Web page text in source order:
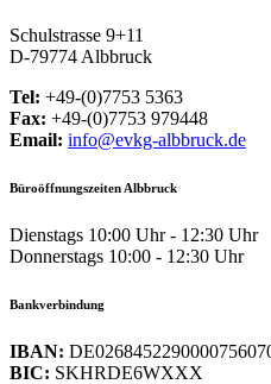
Schulstrasse 9+11
D-79774 Albbruck
Tel: +49-(0)7753 5363
Fax: +49-(0)7753 979448
Email: info@evkg-albbruck.de
Büroöffnungszeiten Albbruck
Dienstags 10:00 Uhr - 12:30 Uhr
Donnerstags 10:00 - 12:30 Uhr
Bankverbindung
IBAN:
BIC: SKHRDE6WXXX